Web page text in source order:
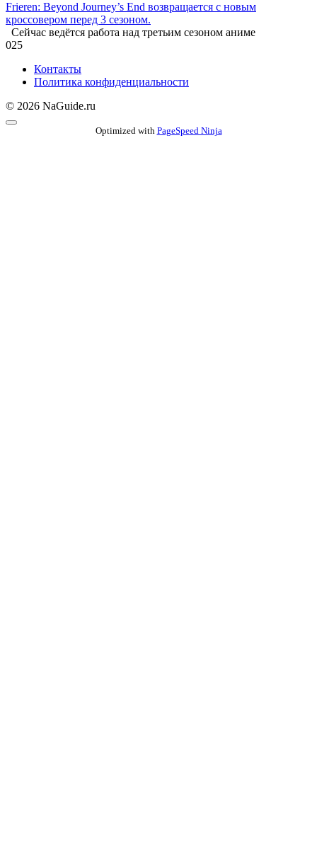
Frieren: Beyond Journey’s End возвращается с новым
кроссовером перед 3 сезоном.
Сейчас ведётся работа над третьим сезоном аниме
025
Контакты
Политика конфиденциальности
© 2026 NaGuide.ru
Optimized with PageSpeed Ninja